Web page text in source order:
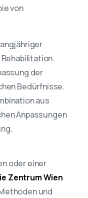
von
der
Bedürfnisse.
aus
Anpassungen
oder einer
Zentrum Wien
und